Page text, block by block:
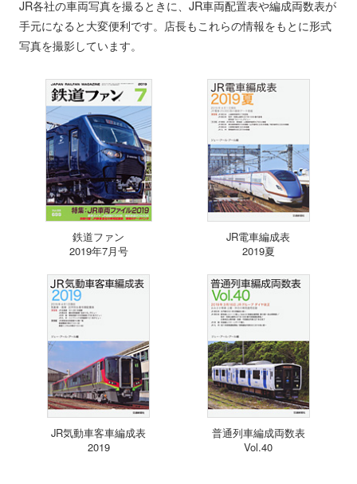
JR各社の車両写真を撮るときに、JR車両配置表や編成両数表が
手元になると大変便利です。店長もこれらの情報をもとに形式
写真を撮影しています。
鉄道ファン
2019年7月号
JR電車編成表
2019夏
JR気動車客車編成表
2019
普通列車編成両数表
Vol.40